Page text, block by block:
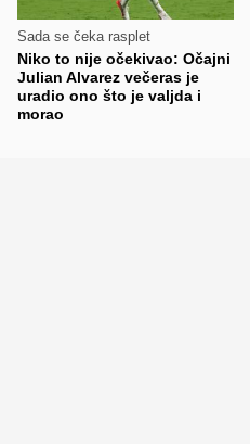
Sada se čeka rasplet
Niko to nije očekivao: Očajni
Julian Alvarez večeras je
uradio ono što je valjda i
morao